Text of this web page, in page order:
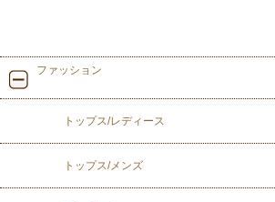
ファッション
トップス/レディース
トップス/メンズ